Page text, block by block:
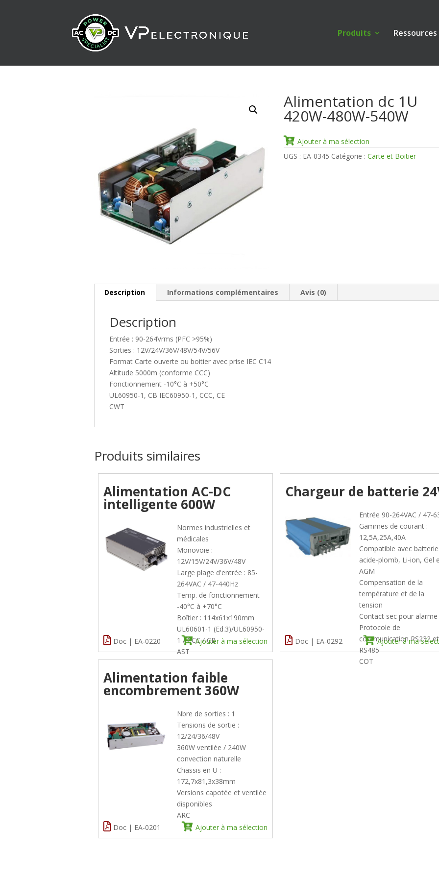
Produits Ressources
Alimentation dc 1U
420W-480W-540W
Ajouter à ma sélection
UGS : EA-0345 Catégorie : Carte et Boitier
Description Informations complémentaires Avis (0)
Description
Entrée : 90-264Vrms (PFC >95%)
Sorties : 12V/24V/36V/48V/54V/56V
Format Carte ouverte ou boitier avec prise IEC C14
Altitude 5000m (conforme CCC)
Fonctionnement -10°C à +50°C
UL60950-1, CB IEC60950-1, CCC, CE
CWT
Produits similaires
Alimentation AC-DC
intelligente 600W
Normes industrielles et
médicales
Monovoie :
12V/15V/24V/36V/48V
Large plage d'entrée : 85-
264VAC / 47-440Hz
Temp. de fonctionnement
-40°C à +70°C
Boîtier : 114x61x190mm
UL60601-1 (Ed.3)/UL60950-
1 / CCC / CB
AST
Ajouter à ma sélection
Doc | EA-0220
Chargeur de batterie
Entrée 90-264VAC / 47-
Gammes de courant :
12,5A,25A,40A
Compatible avec
acide-plomb, Li-ion, Gel
AGM
Compensation de la
température et de la
tension
Contact sec pour alarme
Protocole de
communication RS232 et
RS485
COT
Ajouter à ma
Doc | EA-0292
Alimentation faible
encombrement 360W
Nbre de sorties : 1
Tensions de sortie :
12/24/36/48V
360W ventilée / 240W
convection naturelle
Chassis en U :
172,7x81,3x38mm
Versions capotée et ventilée
disponibles
ARC
Ajouter à ma sélection
Doc | EA-0201